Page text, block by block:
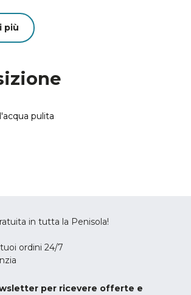
più
pulita
in tutta la Penisola!
ordini 24/7
per ricevere offerte e